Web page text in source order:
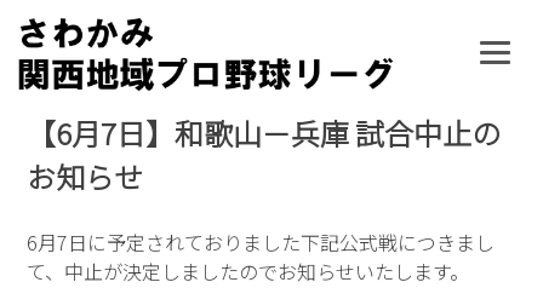
Skip
content
【6月7日】和歌山－兵庫 試合中止の
お知らせ
6月7日に予定されておりました下記公式戦につきまし
て、中止が決定しましたのでお知らせいたします。